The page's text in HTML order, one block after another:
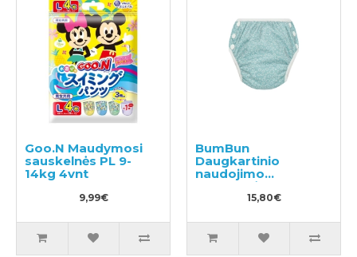
Goo.N Maudymosi
sauskelnės PL 9-
14kg 4vnt
9,99€
BumBun
Daugkartinio
naudojimo
sauskelnės
plaukimui ir tualeto
15,80€